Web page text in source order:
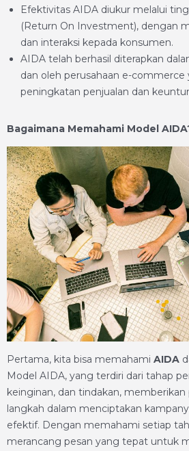
Efektivitas AIDA diukur melalui
(Return On Investment), dengan
dan interaksi kepada konsumen.
AIDA telah berhasil diterapkan
dan oleh perusahaan e-
peningkatan penjualan dan
Bagaimana Memahami Model
Pertama, kita bisa memahami AIDA
Model AIDA, yang terdiri dari tahap
keinginan, dan tindakan,
langkah dalam menciptakan
efektif. Dengan memahami setiap
merancang pesan yang tepat untuk